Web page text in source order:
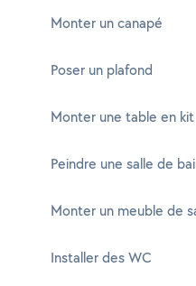
Monter un canapé
Poser un plafond
Monter une table en kit
Peindre une salle de
Monter un meuble de
Installer des WC